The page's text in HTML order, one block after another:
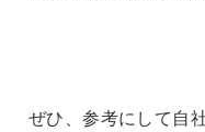
ぜひ、参考にして自